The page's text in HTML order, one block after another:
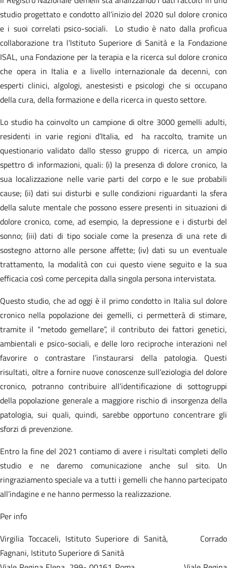
studio progettato e condotto all’inizio del 2020 sul dolore cronico
e i suoi correlati psico-sociali. Lo studio è nato dalla proficua
collaborazione tra l’Istituto Superiore di Sanità e la Fondazione
ISAL, una Fondazione per la terapia e la ricerca sul dolore cronico
che opera in Italia e a livello internazionale da decenni, con
esperti clinici, algologi, anestesisti e psicologi che si occupano
della cura, della formazione e della ricerca in questo settore.
Lo studio ha coinvolto un campione di oltre 3000 gemelli adulti,
residenti in varie regioni d’Italia, ed ha raccolto, tramite un
questionario validato dallo stesso gruppo di ricerca, un ampio
spettro di informazioni, quali: (i) la presenza di dolore cronico, la
sua localizzazione nelle varie parti del corpo e le sue probabili
cause; (ii) dati sui disturbi e sulle condizioni riguardanti la sfera
della salute mentale che possono essere presenti in situazioni di
dolore cronico, come, ad esempio, la depressione e i disturbi del
sonno; (iii) dati di tipo sociale come la presenza di una rete di
sostegno attorno alle persone affette; (iv) dati su un eventuale
trattamento, la modalità con cui questo viene seguito e la sua
efficacia così come percepita dalla singola persona intervistata.
Questo studio, che ad oggi è il primo condotto in Italia sul dolore
cronico nella popolazione dei gemelli, ci permetterà di stimare,
tramite il “metodo gemellare”, il contributo dei fattori genetici,
ambientali e psico-sociali, e delle loro reciproche interazioni nel
favorire o contrastare l’instaurarsi della patologia. Questi
risultati, oltre a fornire nuove conoscenze sull’eziologia del dolore
cronico, potranno contribuire all’identificazione di sottogruppi
della popolazione generale a maggiore rischio di insorgenza della
patologia, sui quali, quindi, sarebbe opportuno concentrare gli
sforzi di prevenzione.
Entro la fine del 2021 contiamo di avere i risultati completi dello
studio e ne daremo comunicazione anche sul sito. Un
ringraziamento speciale va a tutti i gemelli che hanno partecipato
all’indagine e ne hanno permesso la realizzazione.
Per info
Virgilia Toccaceli, Istituto Superiore di Sanità, Corrado
Fagnani, Istituto Superiore di Sanità